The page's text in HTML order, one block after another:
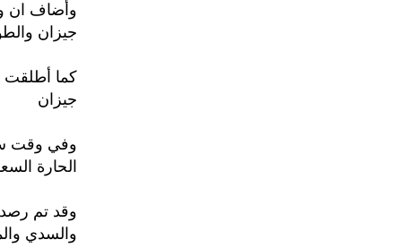
وأضاف ان
جيزان والطوال بعد قصفه بـ
كما أطلقت
جيزان
وفي وقت
الحارة السعودية
وقد تم رصد
والسدي